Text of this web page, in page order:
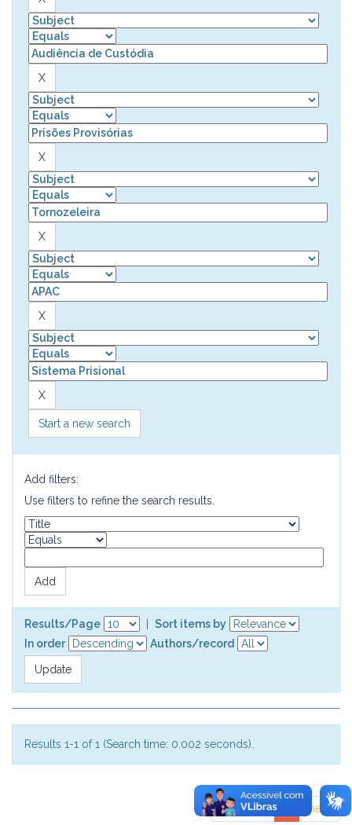
Start a new search
Add filters:
Use filters to refine the search results.
Results/Page
Sort items by
In order
Authors/record
Results 1-1 of 1 (Search time: 0.002 seconds).
previous next